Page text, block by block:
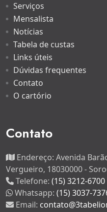
Serviços
Mensalista
Notícias
Tabela de custas
Links úteis
Dúvidas frequentes
Contato
O cartório
Contato
Endereço: Avenida
Vergueiro, 18030000 -
Telefone: (15) 3212-6700
Whatsapp: (15) 3037-
Email: